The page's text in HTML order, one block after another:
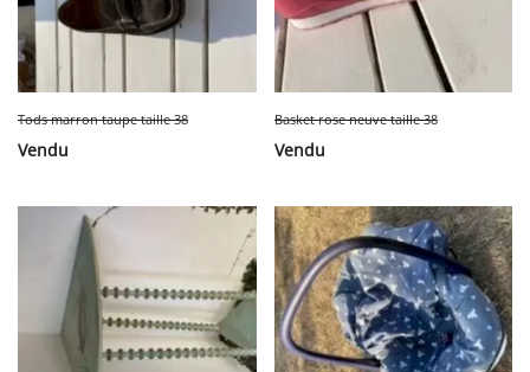
Tods marron taupe taille 38
Vendu
Basket rose neuve taille 38
Vendu